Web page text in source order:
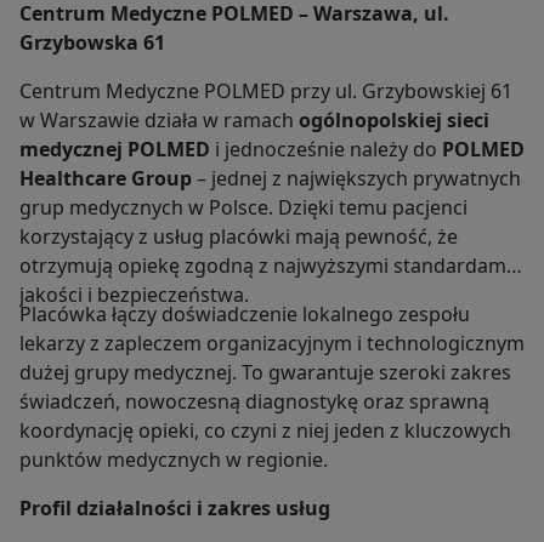
Centrum Medyczne POLMED – Warszawa, ul.
Grzybowska 61
Centrum Medyczne POLMED przy ul. Grzybowskiej 61
w Warszawie działa w ramach ogólnopolskiej sieci
medycznej POLMED i jednocześnie należy do POLMED
Healthcare Group– jednej z największych prywatnych
grup medycznych w Polsce. Dzięki temu pacjenci
korzystający z usług placówki mają pewność, że
otrzymują opiekę zgodną z najwyższymi standardami
jakości i bezpieczeństwa.
Placówka łączy doświadczenie lokalnego zespołu
lekarzy z zapleczem organizacyjnym i technologicznym
dużej grupy medycznej. To gwarantuje szeroki zakres
świadczeń, nowoczesną diagnostykę oraz sprawną
koordynację opieki, co czyni z niej jeden z kluczowych
punktów medycznych w regionie.
Profil działalności i zakres usług